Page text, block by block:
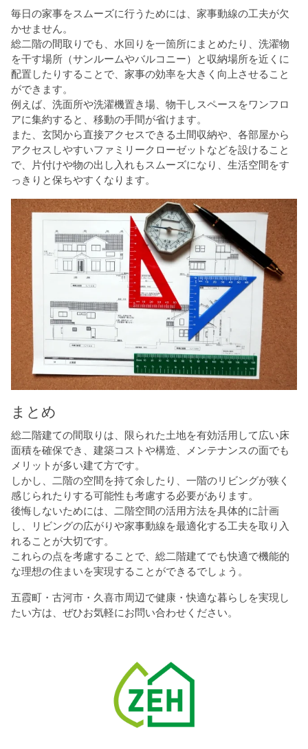
毎日の家事をスムーズに行うためには、家事動線の工夫が欠
かせません。
総二階の間取りでも、水回りを一箇所にまとめたり、洗濯物
を干す場所（サンルームやバルコニー）と収納場所を近くに
配置したりすることで、家事の効率を大きく向上させること
ができます。
例えば、洗面所や洗濯機置き場、物干しスペースをワンフロ
アに集約すると、移動の手間が省けます。
また、玄関から直接アクセスできる土間収納や、各部屋から
アクセスしやすいファミリークローゼットなどを設けること
で、片付けや物の出し入れもスムーズになり、生活空間をす
っきりと保ちやすくなります。
まとめ
総二階建ての間取りは、限られた土地を有効活用して広い床
面積を確保でき、建築コストや構造、メンテナンスの面でも
メリットが多い建て方です。
しかし、二階の空間を持て余したり、一階のリビングが狭く
感じられたりする可能性も考慮する必要があります。
後悔しないためには、二階空間の活用方法を具体的に計画
し、リビングの広がりや家事動線を最適化する工夫を取り入
れることが大切です。
これらの点を考慮することで、総二階建てでも快適で機能的
な理想の住まいを実現することができるでしょう。
五霞町・古河市・久喜市周辺で健康・快適な暮らしを実現し
たい方は、ぜひお気軽にお問い合わせください。